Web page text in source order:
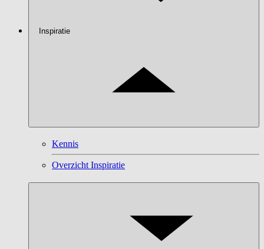
Inspiratie
Kennis
Overzicht Inspiratie